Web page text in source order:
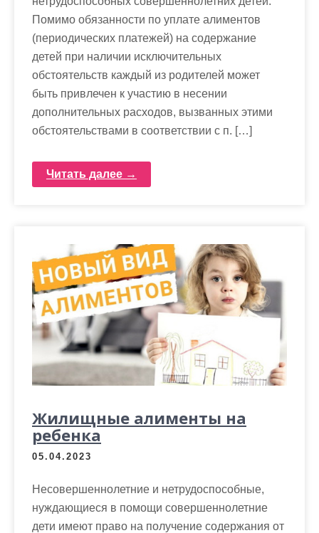
Помимо обязанности по уплате алиментов
(периодических платежей) на содержание
детей при наличии исключительных
обстоятельств каждый из родителей может
быть привлечен к участию в несении
дополнительных расходов, вызванных этими
обстоятельствами в соответствии с п. […]
Читать далее →
Жилищные алименты на
ребенка
05.04.2023
Несовершеннолетние и нетрудоспособные,
нуждающиеся в помощи совершеннолетние
дети имеют право на получение содержания от